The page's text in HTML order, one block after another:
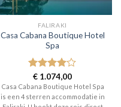
FALIRAKI
Casa Cabana Boutique Hotel
Spa
Gewaardeerd
4uit 5
€ 1.074,00
Casa Cabana Boutique Hotel Spa
is een 4 sterren accommodatie in